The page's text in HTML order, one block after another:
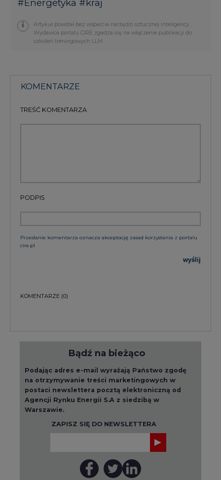
Artykuł powstał bez wsparcia narzędzi sztucznej inteligencji.
Wydawca portalu CIRE zgadza się na włączenie publikacji do
szkoleń treningowych LLM.
KOMENTARZE
TREŚĆ KOMENTARZA
PODPIS
Przesłanie komentarza oznacza akceptację zasad korzystania z portalu
cire.pl
wyślij
KOMENTARZE (0)
Bądź na bieżąco
Podając adres e-mail wyrażają Państwo zgodę
na otrzymywanie treści marketingowych w
postaci newslettera pocztą elektroniczną od
Agencji Rynku Energii S.A z siedzibą w
Warszawie.
ZAPISZ SIĘ DO NEWSLETTERA